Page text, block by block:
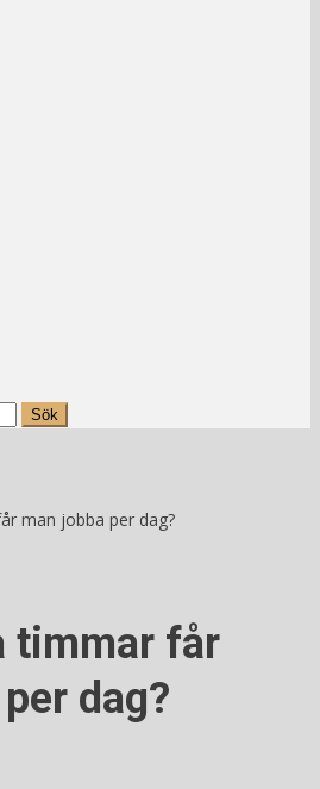
man jobba per dag?
timmar får
dag?